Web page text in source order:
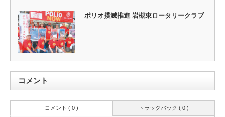
ポリオ撲滅推進 岩槻東ロータリークラブ
コメント
トラックバック ( 0 )
コメント ( 0 )